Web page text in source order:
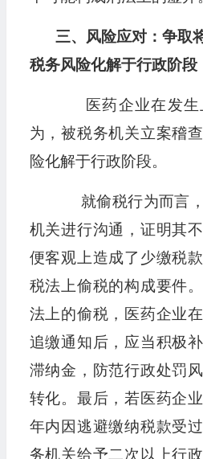
三、风险应对：争取
税务风险化解于行政阶段
医药企业在发生
为，被税务机关立案稽
险化解于行政阶段。
就偷税行为而言，
机关进行沟通，证明其
便客观上造成了少缴税
税法上偷税的构成要件
法上的偷税，医药企业
追缴通知后，应当积极
滞纳金，防范行政处罚
转化。最后，若医药企
年内因逃避缴纳税款受
务机关给予二次以上行